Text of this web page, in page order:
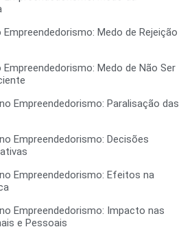
Medo de Rejeição
Medo de Não Ser
Empreendedorismo: Paralisação das
Empreendedorismo: Decisões
Empreendedorismo: Efeitos na
Empreendedorismo: Impacto nas
e Pessoais